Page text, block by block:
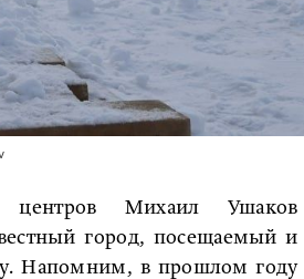
центров Михаил Ушаков
город, посещаемый и
Напомним, в прошлом году